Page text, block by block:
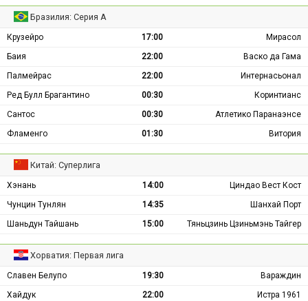
Бразилия: Серия А
Крузейро 17:00
Мирасол
Баия
22:00
Васко да Гама
Палмейрас
22:00
Интернасьонал
Ред Булл Брагантино
00:30
Коринтианс
Сантос
00:30
Атлетико Паранаэнсе
Фламенго
01:30 Витория
Китай: Суперлига
Хэнань 14:00
Циндао Вест Кост
Чунцин Тунлян
14:35
Шанхай Порт
Шаньдун Тайшань
15:00 Тяньцзинь Цзиньмэнь Тайгер
Хорватия: Первая лига
Славен Белупо 19:30
Вараждин
Хайдук
22:00 Истра 1961